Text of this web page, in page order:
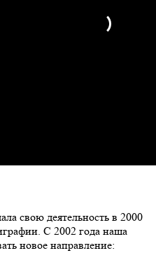
свою деятельность в 2000
С 2002 года наша
новое направление: